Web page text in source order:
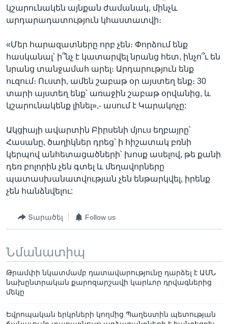
կշարունակեն այնքան ժամանակ, մինչև
արդարադատություն կհաստատվի։
«Մեր հարազատները որբ չեն։ Փորձում ենք
հասկանալ՝ ի՞նչ է կատարվել նրանց հետ, ինչո՞ւ են
նրանց տանջամահ արել։ Արդարություն ենք
ուզում։ Ուստի, ամեն շաբաթ օր այստեղ ենք։ 30
տարի այստեղ ենք՝ առաջին շաբաթ օրվանից, և
կշարունակենք լինել»,- ասում է Կարակոչը:
Ակցիայի ավարտին Բիրսենի մյուս եղբայրը՝
Հասանը, ծաղիկներ դրեց՝ ի հիշատակ բռնի
կերպով անհետացածների՝ խոսք ասելով, թե քանի
դեռ բոլորին չեն գտել և մեղավորները
պատասխանատվության չեն ենթարկվել, իրենք
չեն հանձնվելու:
Տարածել Follow us
Նմանատիպ
Թրամփի նկատմամբ դատավարությունը դարձել է ԱՄՆ
նախընտրական քարոզարշավի կարևոր դրվագներից
մեկը
Եվրոպական երկրների կողմից Պաղեստին պետության